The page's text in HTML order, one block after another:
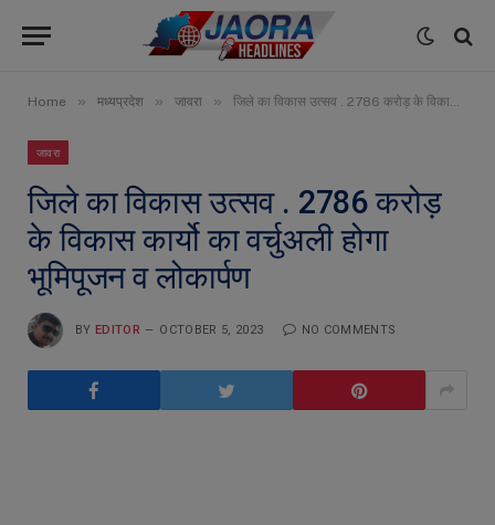
Home » मध्यप्रदेश » जावरा » जिले का विकास उत्सव . 2786 करोड़ के विकास कार्यो का वर्चुअली होगा भूमिपूजन व लोकार्पण
जावरा
जिले का विकास उत्सव . 2786 करोड़
के विकास कार्यो का वर्चुअली होगा
भूमिपूजन व लोकार्पण
BY EDITOR OCTOBER 5, 2023 NO COMMENTS